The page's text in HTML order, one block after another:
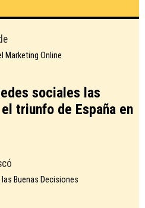
Marketing Online
sociales las
triunfo de España en
las Buenas Decisiones